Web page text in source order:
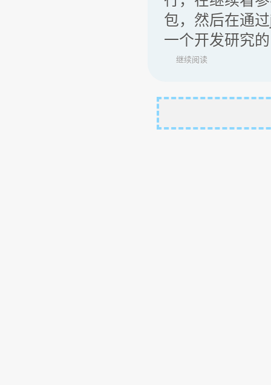
包，然后在通
一个开发研究
继续阅读